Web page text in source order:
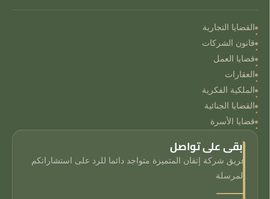
القضايا التجارية
قانون الشركات
قضايا العمل
العقارات
الملكية الفكرية
القضايا الجنائية
قضايا الأسرة
ابقى على تواصل
فريق شركة إتقان المتميزة متواجد دائما للرد على استشاراتكم
المرسلة